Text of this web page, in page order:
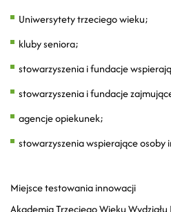
Uniwersytety trzeciego wieku;
kluby seniora;
stowarzyszenia i fundacje
stowarzyszenia i fundacje
agencje opiekunek;
stowarzyszenia wspierające osoby
Miejsce testowania innowacji
Akademia Trzeciego Wieku